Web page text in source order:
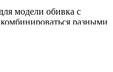
модели обивка с
разными